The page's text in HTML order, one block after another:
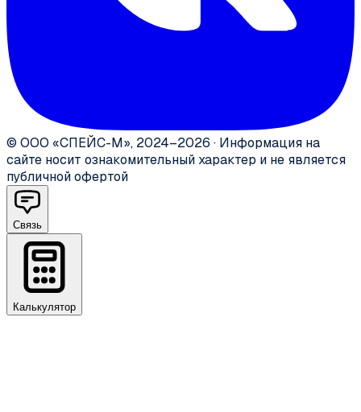
© ООО «СПЕЙС-М», 2024–2026 · Информация на
сайте носит ознакомительный характер и не является
публичной офертой
Связь
Калькулятор